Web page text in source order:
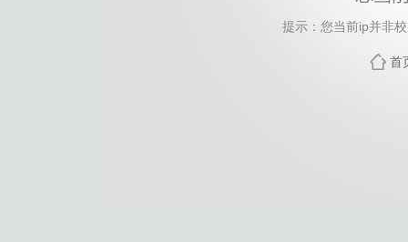
提示：您当前ip并非
首